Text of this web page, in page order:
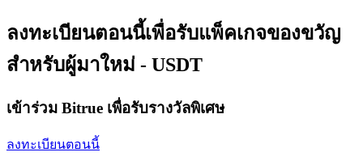
แนะนำ
คู่มือเริ่มต้นฟิวเจอร์ส
ลงทะเบียนตอนนี้เพื่อรับแพ็คเกจของขวัญ
สำหรับผู้มาใหม่ - USDT
เข้าร่วม Bitrue เพื่อรับรางวัลพิเศษ
ลงทะเบียนตอนนี้